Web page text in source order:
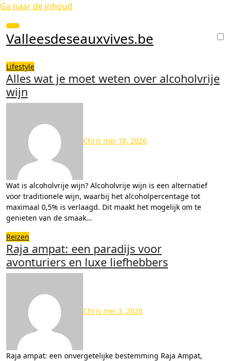
Ga naar de inhoud
Valleesdeseauxvives.be
Lifestyle
Alles wat je moet weten over alcoholvrije
wijn
Chris mei 18, 2026
Wat is alcoholvrije wijn? Alcoholvrije wijn is een alternatief
voor traditionele wijn, waarbij het alcoholpercentage tot
maximaal 0,5% is verlaagd. Dit maakt het mogelijk om te
genieten van de smaak…
Reizen
Raja ampat: een paradijs voor
avonturiers en luxe liefhebbers
Chris mei 3, 2026
Raja ampat: een onvergetelijke bestemming Raja Ampat,